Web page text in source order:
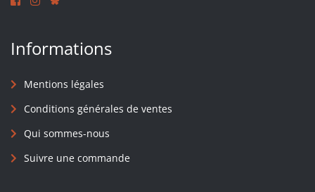
Informations
Mentions légales
Conditions générales de ventes
Qui sommes-nous
Suivre une commande